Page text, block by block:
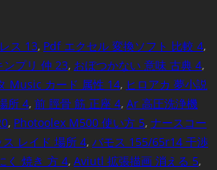
ス 13, Pdf エクセル 変換ソフト 比較 4,
プリ 仲 23, おぼつかない 意味 古典 4,
Music カード 属性 14, ヒロアカ 夢小説
所 4, 前 脛骨 筋 正座 4, Ar 高圧洗浄機
, Photoolex M500 使い方 5, ナースコー
ス レイド 場所 4, バモス 155/65r14 干渉
く 焼き 方 4, Aviutl 拡張描画 消える 5,